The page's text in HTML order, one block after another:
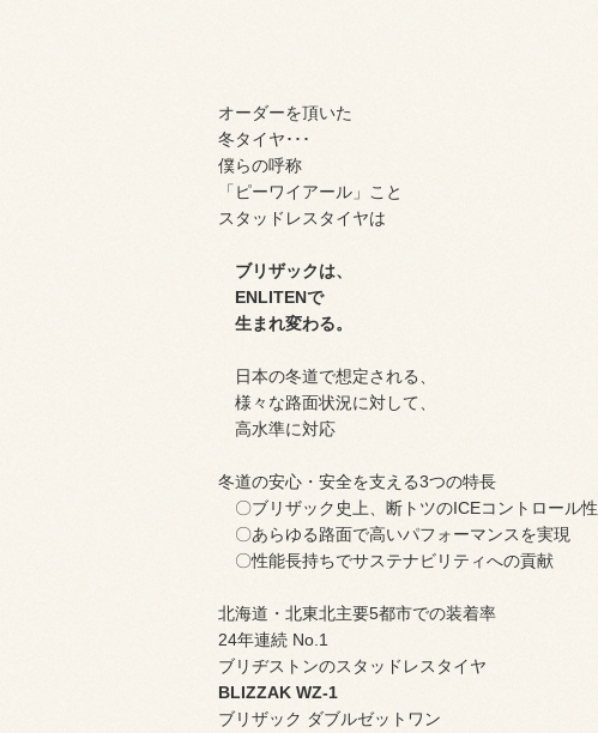
オーダーを頂いた
冬タイヤ･･･
僕らの呼称
「ピーワイアール」こと
スタッドレスタイヤは
ブリザックは、
ENLITENで
生まれ変わる。
日本の冬道で想定される、
様々な路面状況に対して、
高水準に対応
冬道の安心・安全を支える3つの特長
〇ブリザック史上、断トツのICEコントロール性
〇あらゆる路面で高いパフォーマンスを実現
〇性能長持ちでサステナビリティへの貢献
北海道・北東北主要5都市での装着率
24年連続 No.1
ブリヂストンのスタッドレスタイヤ
BLIZZAK WZ-1
ブリザック ダブルゼットワン